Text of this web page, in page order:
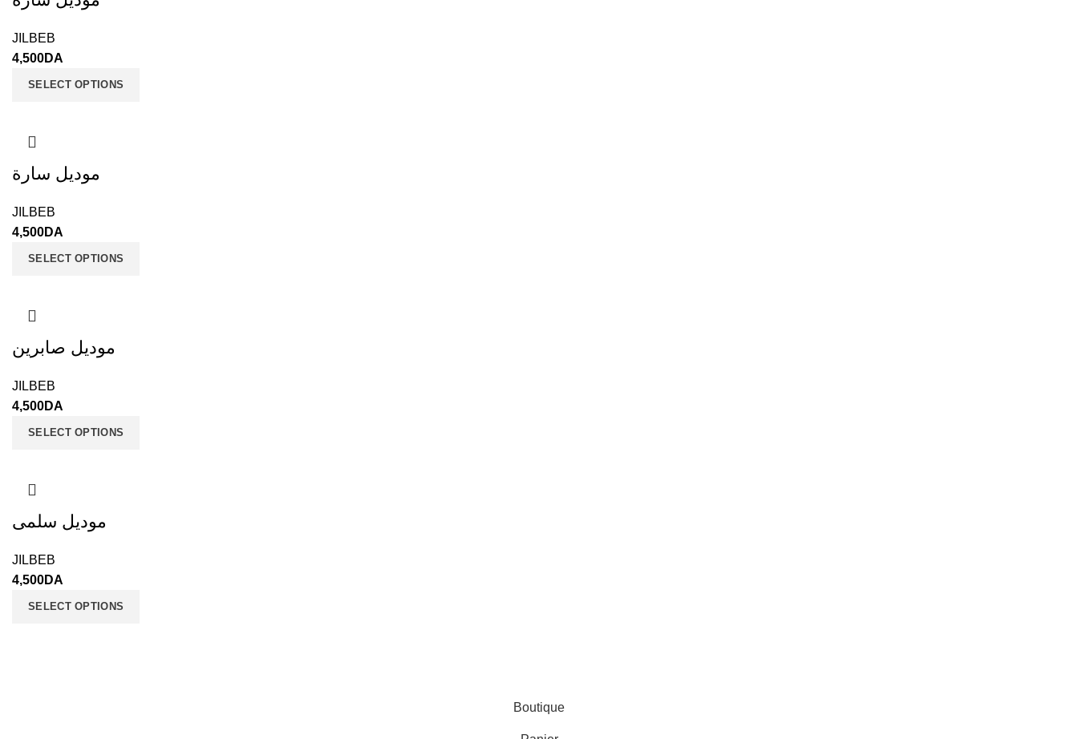
JILBEB
4,500DA
SELECT OPTIONS
موديل سارة
JILBEB
4,500DA
SELECT OPTIONS
موديل صابرين
JILBEB
4,500DA
SELECT OPTIONS
موديل سلمى
JILBEB
4,500DA
SELECT OPTIONS
Boutique